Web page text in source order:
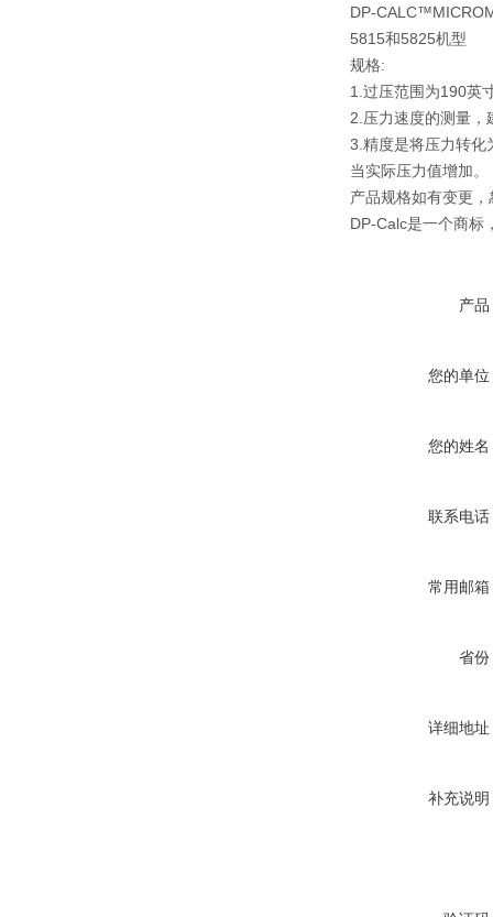
DP-
5815和5825机型
规格:
1.过压范围为190英
2.压力速度的测量
3.精度是将压力转化
当实际压力值增加。
产品规格如有变更
DP-Calc是一个商标
产品
您的单位
您的姓名
联系电话
常用邮箱
省份
详细地址
补充说明